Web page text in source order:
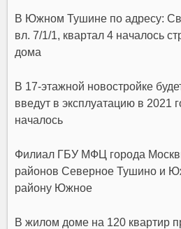
В Южном Тушине по адресу:
вл. 7/1/1, квартал 4 началось
дома
В 17-этажной новостройке
введут в эксплуатацию в
началось
Филиал ГБУ МФЦ города
районов Северное Тушино и
району Южное
В жилом доме на 120 квартир